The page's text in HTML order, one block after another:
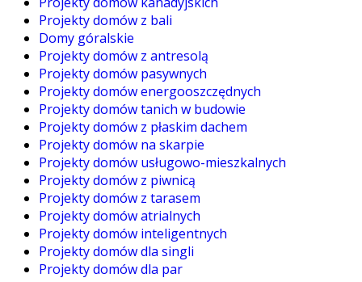
Projekty domów z bali
Domy góralskie
Projekty domów z antresolą
Projekty domów pasywnych
Projekty domów energooszczędnych
Projekty domów tanich w budowie
Projekty domów z płaskim dachem
Projekty domów na skarpie
Projekty domów usługowo-mieszkalnych
Projekty domów z piwnicą
Projekty domów z tarasem
Projekty domów atrialnych
Projekty domów inteligentnych
Projekty domów dla singli
Projekty domów dla par